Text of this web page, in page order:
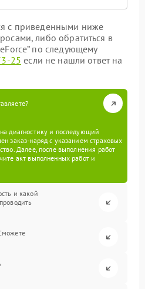
с приведенными ниже
либо обратиться в
по следующему
25 если не нашли ответ на
диагностику и последующий
заказ-наряд с указанием страховых
Далее, после выполнения работ
акт выполненных работ и
и какой